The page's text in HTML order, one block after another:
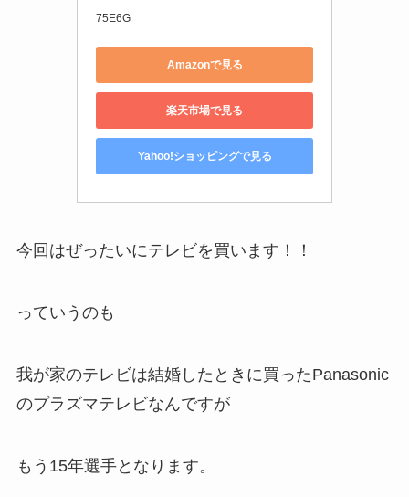
75E6G
Amazonで見る
楽天市場で見る
Yahoo!ショッピングで見る
今回はぜったいにテレビを買います！！
っていうのも
我が家のテレビは結婚したときに買ったPanasonic
のプラズマテレビなんですが
もう15年選手となります。